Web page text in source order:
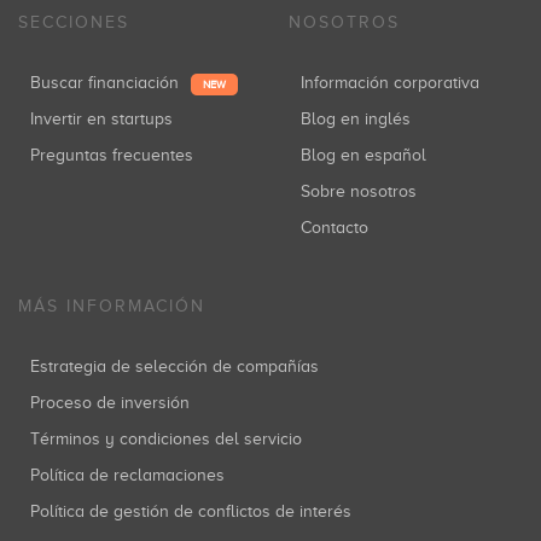
SECCIONES
Buscar financiación NEW
Invertir en startups
Preguntas frecuentes
NOSOTROS
Información corporativa
Blog en inglés
Blog en español
Sobre nosotros
Contacto
MÁS INFORMACIÓN
Estrategia de selección de compañías
Proceso de inversión
Términos y condiciones del servicio
Política de reclamaciones
Política de gestión de conflictos de interés